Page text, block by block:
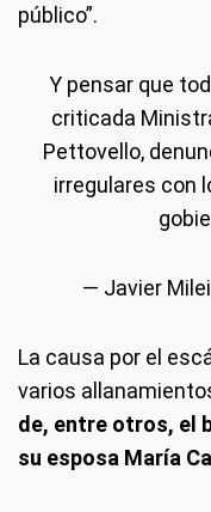
público”.
Y pensar que
criticada
Pettovello,
irregulares con
— Javier
La causa por el
varios
de, entre otros, el
su esposa María